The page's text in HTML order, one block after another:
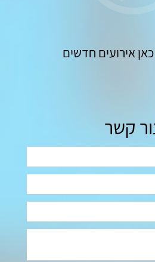
כאן אירועים חדשים
קשר